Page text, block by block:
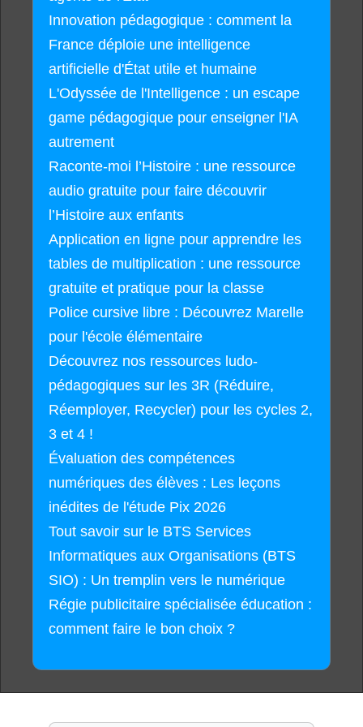
Innovation pédagogique : comment la
France déploie une intelligence
artificielle d'État utile et humaine
L'Odyssée de l'Intelligence : un escape
game pédagogique pour enseigner l'IA
autrement
Raconte-moi l’Histoire : une ressource
audio gratuite pour faire découvrir
l’Histoire aux enfants
Application en ligne pour apprendre les
tables de multiplication : une ressource
gratuite et pratique pour la classe
Police cursive libre : Découvrez Marelle
pour l'école élémentaire
Découvrez nos ressources ludo-
pédagogiques sur les 3R (Réduire,
Réemployer, Recycler) pour les cycles 2,
3 et 4 !
Évaluation des compétences
numériques des élèves : Les leçons
inédites de l'étude Pix 2026
Tout savoir sur le BTS Services
Informatiques aux Organisations (BTS
SIO) : Un tremplin vers le numérique
Régie publicitaire spécialisée éducation :
comment faire le bon choix ?